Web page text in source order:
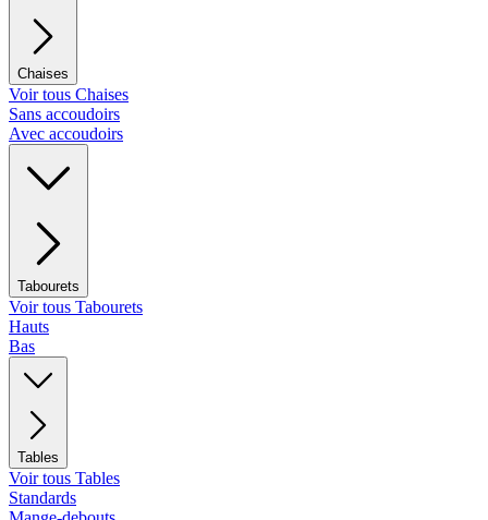
Chaises
Voir tous Chaises
Sans accoudoirs
Avec accoudoirs
Tabourets
Voir tous Tabourets
Hauts
Bas
Tables
Voir tous Tables
Standards